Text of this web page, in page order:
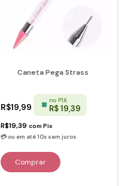
Caneta Pega Strass
R$19,99
no PIX
R$ 19,39
R$19,39 com Pix